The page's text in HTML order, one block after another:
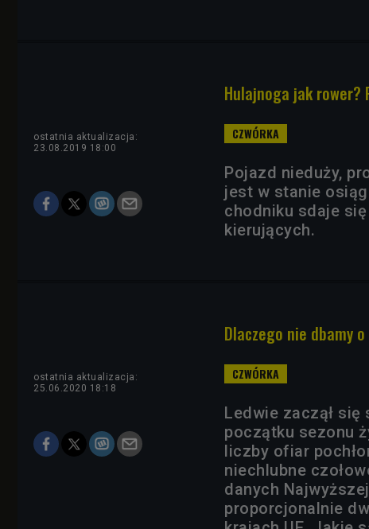
Hulajnoga jak rower?
ostatnia aktualizacja:
23.08.2019 18:00
Pojazd nieduży,
jest w stanie
chodniku sdaje
kierujących.
Dlaczego nie dbamy
ostatnia aktualizacja:
25.06.2020 18:18
Ledwie zaczął
początku sezonu
liczby ofiar
niechlubne
danych
proporcjonalnie